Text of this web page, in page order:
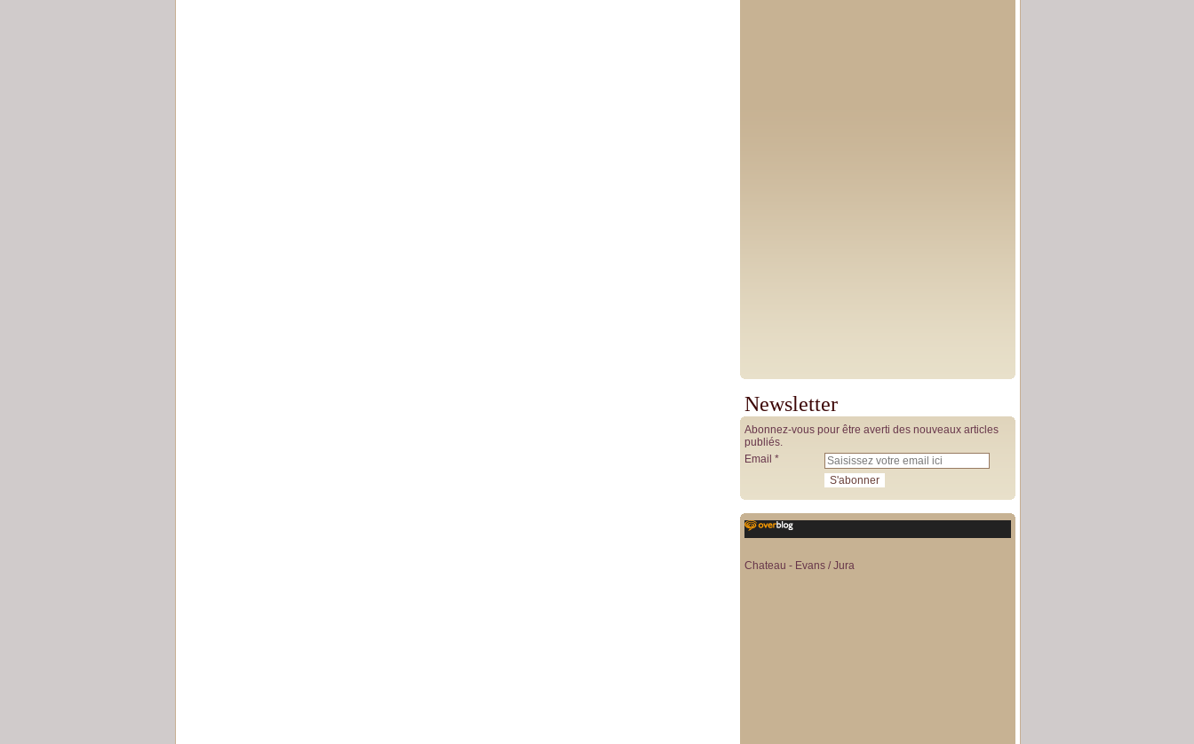
Newsletter
Abonnez-vous pour être averti des nouveaux articles
publiés.
Email
Chateau - Evans / Jura